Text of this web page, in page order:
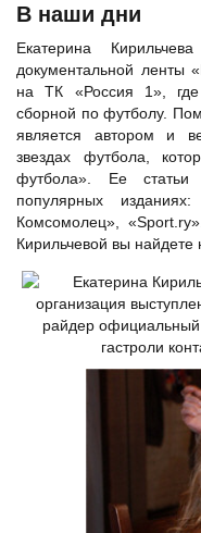
В наши дни
Екатерина
документальной ленты
на ТК «Россия 1», где
сборной по футболу.
является автором и
звездах футбола,
футбола». Ее
популярных
Комсомолец»,
Кирильчевой вы